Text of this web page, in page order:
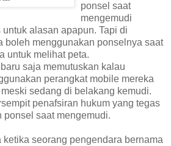
ponsel saat
mengemudi
alasan apapun. Tapi di
boleh menggunakan ponselnya saat
untuk melihat peta.
saja memutuskan kalau
perangkat mobile mereka
sedang di belakang kemudi.
penafsiran hukum yang tegas
ponsel saat mengemudi.
seorang pengendara bernama